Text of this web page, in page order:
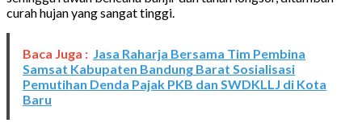
curah hujan yang sangat tinggi.
Baca Juga : Jasa Raharja Bersama Tim Pembina
Samsat Kabupaten Bandung Barat Sosialisasi
Pemutihan Denda Pajak PKB dan SWDKLLJ di Kota
Baru